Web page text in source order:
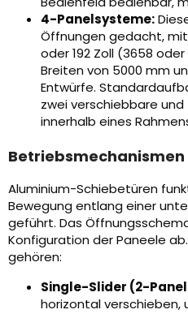
4-Panelsysteme:
Öffnungen gedacht,
oder 192 Zoll (3658
Breiten von 5000 mm
Entwürfe.
zwei verschiebbare
innerhalb eines
Betriebsmechanismen
Aluminium-Schiebetüren
Bewegung entlang einer
geführt. Das
Konfiguration der Paneele
gehören:
Single-Slider (2-
horizontal